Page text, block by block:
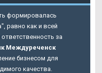
формировалась
равно как и всей
за
Междуреченск
бизнесом для
качества.